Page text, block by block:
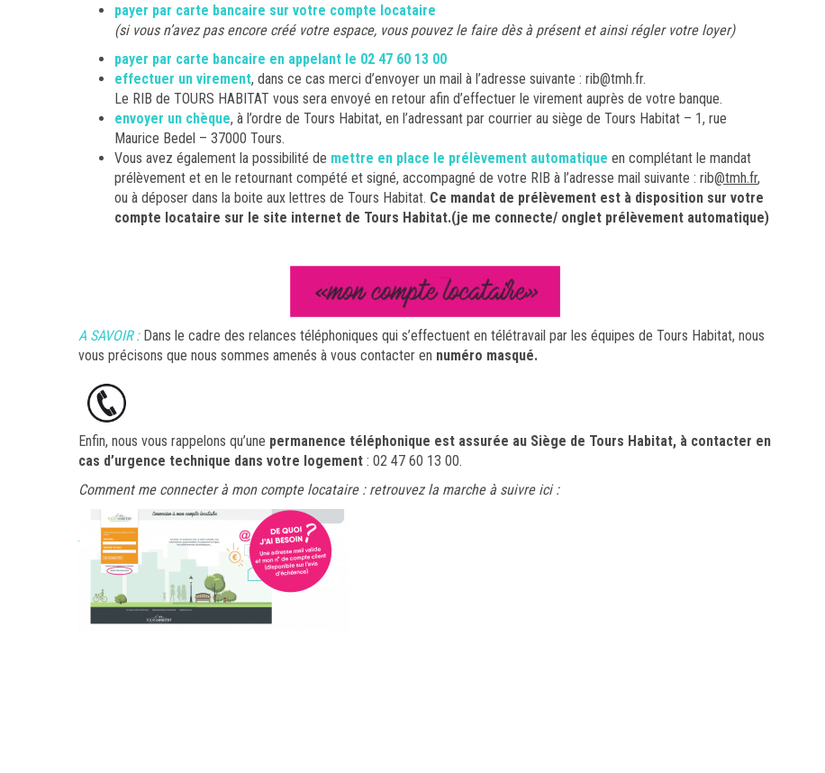
payer par carte bancaire sur votre compte locataire
(si vous n’avez pas encore créé votre espace, vous pouvez le faire dès à présent et ainsirégler votre loyer)
payer par carte bancaire en appelant le 02 47 60 13 00
effectuer un virement, dans ce cas merci d’envoyer un mail à l’adresse suivante : rib@tmh.fr.
Le RIB de TOURS HABITAT vous sera envoyé en retour afin d’effectuer le virement auprès de votre banque.
envoyer un chèque, à l’ordre de Tours Habitat, en l’adressant par courrier au siège de Tours Habitat – 1, rue
Maurice Bedel – 37000 Tours.
Vous avez également la possibilité de mettre en place le prélèvement automatique en complétant le mandat
prélèvement et en le retournant compété et signé, accompagné de votre RIB à l’adresse mail suivante : rib@tmh.fr,
ou à déposer dans la boite aux lettres de Tours Habitat. Ce mandat de prélèvement est à disposition sur votre
compte locataire sur le site internet de Tours Habitat.(je me connecte/ onglet prélèvement automatique)
A SAVOIR :Dans le cadre des relances téléphoniques qui s’effectuent en télétravail par les équipes de Tours Habitat, nous
vous précisons que nous sommes amenés à vous contacter en numéro masqué.
Enfin, nous vous rappelons qu’une permanence téléphonique est assurée au Siège de Tours Habitat, à contacter en
cas d’urgence technique dans votre logement : 02 47 60 13 00.
Comment me connecter à mon compte locataire : retrouvez la marche à suivre ici :